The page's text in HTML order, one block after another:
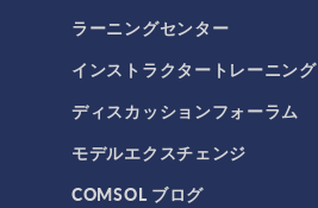
ラーニングセンター
インストラクタートレーニング
ディスカッションフォーラム
モデルエクスチェンジ
COMSOL ブログ